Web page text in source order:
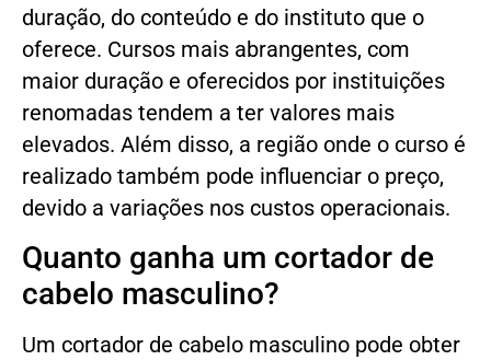
duração, do conteúdo e do instituto que o
oferece. Cursos mais abrangentes, com
maior duração e oferecidos por instituições
renomadas tendem a ter valores mais
elevados. Além disso, a região onde o curso é
realizado também pode influenciar o preço,
devido a variações nos custos operacionais.
Quanto ganha um cortador de
cabelo masculino?
Um cortador de cabelo masculino pode obter